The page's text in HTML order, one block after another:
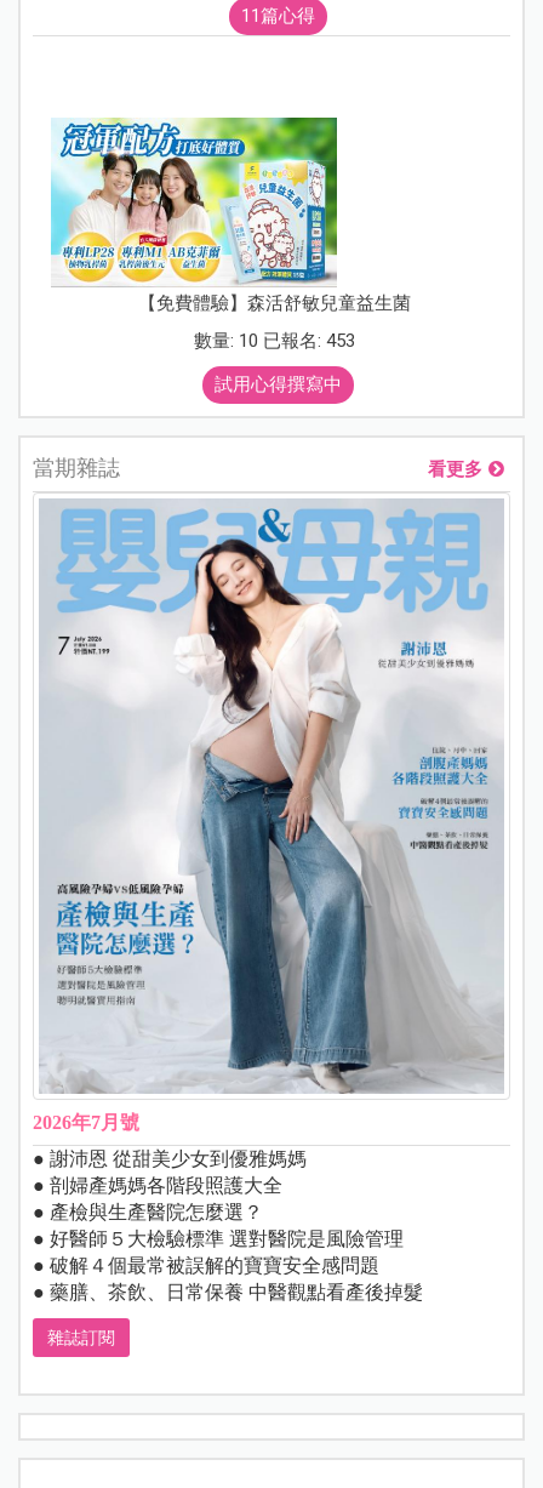
11篇心得
【免費體驗】森活舒敏兒童益生菌
數量: 10 已報名: 453
試用心得撰寫中
當期雜誌 看更多
2026年7月號
● 謝沛恩 從甜美少女到優雅媽媽
● 剖婦產媽媽各階段照護大全
● 產檢與生產醫院怎麼選？
● 好醫師５大檢驗標準 選對醫院是風險管理
● 破解４個最常被誤解的寶寶安全感問題
● 藥膳、茶飲、日常保養 中醫觀點看產後掉髮
雜誌訂閱